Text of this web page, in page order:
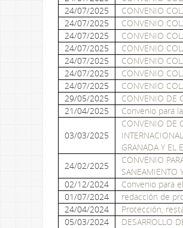
24/07/2025
CONVENIO
24/07/2025
CONVENIO
24/07/2025
CONVENIO
24/07/2025
CONVENIO
24/07/2025
CONVENIO
24/07/2025
CONVENIO
24/07/2025
CONVENIO
29/05/2025
CONVENIO DE
21/04/2025
Convenio para
03/03/2025
CONVENIO DE
GRANADA Y EL
24/02/2025
CONVENIO
SANEAMIENTO
02/12/2024
Convenio para
01/07/2024
redacción de
24/04/2024
Protección,
05/03/2024
DESARROLLO